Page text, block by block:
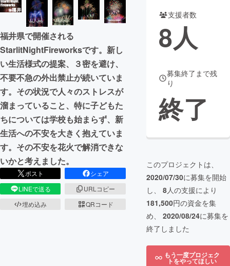
CAMPFIREふるさと納税machi-ya
福井県で開催される
StarlitNightFireworksです。新し
い生活様式の提案、３密を避け、
不要不急の外出禁止が続いていま
す。その状況で人々のストレスが
溜まっていること、特に子どもた
ちについては学校も始まらず、新
生活への不安を大きく抱えていま
す。その不安を花火で解消できな
いかと考えました。
ポスト
シェア
LINEで送る
URLコピー
埋め込み
QRコード
支援者数
8人
募集終了まで残
り
終了
このプロジェクトは、
2020/07/30に募集を開始
し、 8人の支援により
181,500円の資金を集
め、 2020/08/24に募集を
終了しました
もう一度プロジェク
トをやってほしい